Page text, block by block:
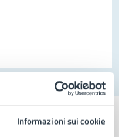
Informazioni sui cookie